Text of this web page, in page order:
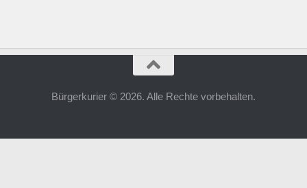
Bürgerkurier © 2026. Alle Rechte vorbehalten.